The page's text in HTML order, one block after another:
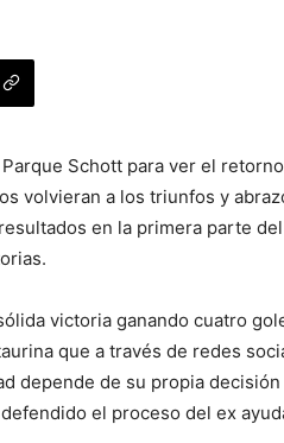
Schott para ver el
volvieran a los triunfos y
en la primera parte
victoria ganando cuatro
que a través de redes
depende de su propia decisión
el proceso del ex